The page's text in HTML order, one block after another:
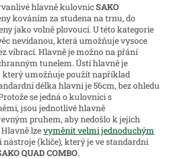
hlavně kulovnicSAKO
kováním za studena na trnu, do
jako volně plovoucí. U této kategorie
nevídanou, která umožňuje vysoce
vibrací. Hlavně je možno na přání
tunelem. Ústí hlavně je
který umožňuje použít například
délka hlavní je 56cm, bez ohledu
se jedná o kulovnici s
jsou jednotlivé hlavně
pruhem, aby nedošlo k jejich
lzevyměnit velmi jednoduchým
nástroje (klíče), který je ve standardní
QUAD COMBO.